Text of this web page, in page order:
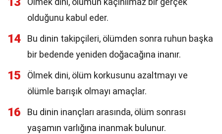
olduğunu kabul eder.
14
Bu dinin takipçileri, ölümden sonra ruhun başka
bir bedende yeniden doğacağına inanır.
15
Ölmek dini, ölüm korkusunu azaltmayı ve
ölümle barışık olmayı amaçlar.
16
Bu dinin inançları arasında, ölüm sonrası
yaşamın varlığına inanmak bulunur.